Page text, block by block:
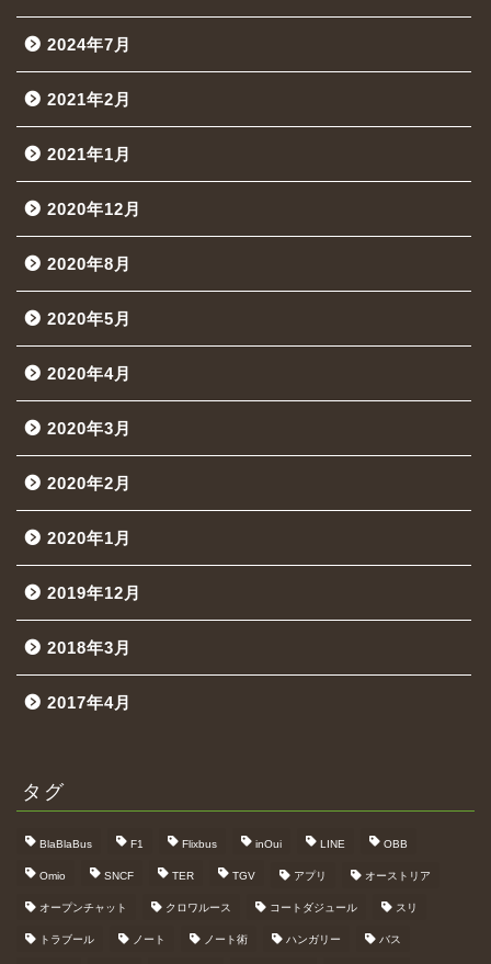
2024年7月
2021年2月
2021年1月
2020年12月
2020年8月
2020年5月
2020年4月
2020年3月
2020年2月
2020年1月
2019年12月
2018年3月
2017年4月
タグ
BlaBlaBus F1 Flixbus inOui LINE OBB
Omio SNCF TER TGV アプリ オーストリア
オープンチャット クロワルース コートダジュール スリ
トラブール ノート ノート術 ハンガリー バス